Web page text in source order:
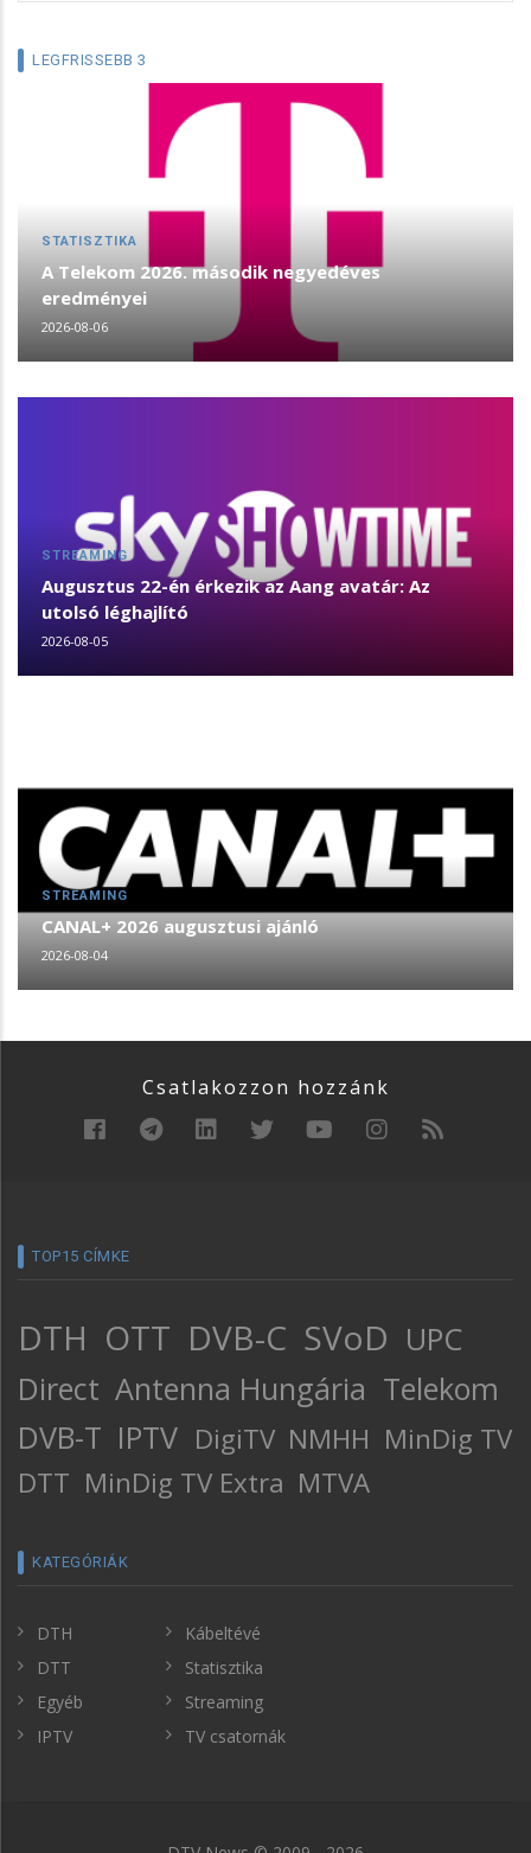
LEGFRISSEBB 3
STATISZTIKA
A Telekom 2026. második negyedéves
eredményei
2026-08-06
STREAMING
Augusztus 22-én érkezik az Aang avatár: Az
utolsó léghajlító
2026-08-05
STREAMING
CANAL+ 2026 augusztusi ajánló
2026-08-04
Csatlakozzon hozzánk
TOP15 CÍMKE
DTH OTT DVB-C SVoD UPC
Direct Antenna Hungária Telekom
DVB-T IPTV DigiTV NMHH MinDig TV
DTT MinDig TV Extra MTVA
KATEGÓRIÁK
DTH
DTT
Egyéb
IPTV
Kábeltévé
Statisztika
Streaming
TV csatornák